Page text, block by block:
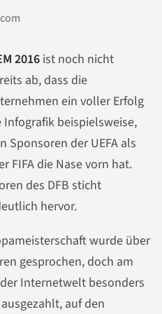
2016 ist noch nicht
ab, dass die
ein voller Erfolg
beispielsweise,
Sponsoren der UEFA als
FIFA die Nase vorn hat.
des DFB sticht
hervor.
wurde über
gesprochen, doch am
Internetwelt besonders
auf den